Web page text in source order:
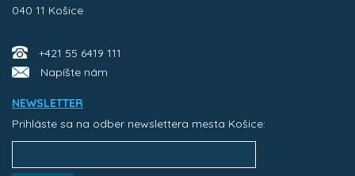
040 11 Košice
+421 55 6419 111
Napíšte nám
NEWSLETTER
Prihláste sa na odber newslettera mesta Košice: